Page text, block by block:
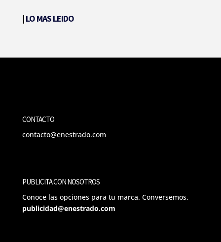
|LO MAS LEIDO
CONTACTO
contacto@enestrado.com
PUBLICITA CON NOSOTROS
Conoce las opciones para tu marca. Conversemos.
publicidad@enestrado.com